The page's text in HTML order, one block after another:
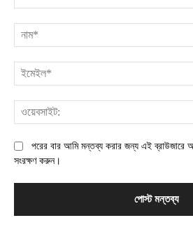
পরের বার আমি মন্তব্য করার জন্য এই ব্রাউজারে
সংরক্ষণ করুন।